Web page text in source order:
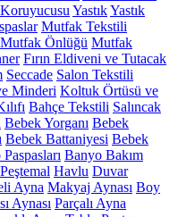
YastıkYastık
Mutfak Tekstili
Mutfak Önlüğü Mutfak
Fırın Eldiveni ve Tutacak
Seccade Salon Tekstili
Minderi Koltuk Örtüsü ve
Bahçe Tekstili Salıncak
Bebek Yorganı Bebek
Bebek Battaniyesi Bebek
Banyo Bakım
Peştemal Havlu Duvar
Ayna Makyaj Aynası Boy
Aynası Parçalı Ayna